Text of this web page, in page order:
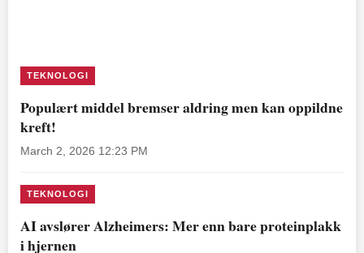
TEKNOLOGI
Populært middel bremser aldring men kan oppildne
kreft!
March 2, 2026 12:23 PM
TEKNOLOGI
AI avslører Alzheimers: Mer enn bare proteinplakk
i hjernen